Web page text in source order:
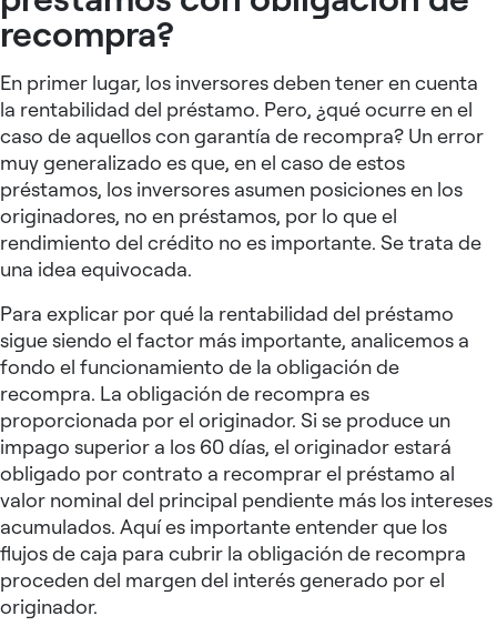
recompra?
En primer lugar, los inversores deben tener en cuenta
la rentabilidad del préstamo. Pero, ¿qué ocurre en el
caso de aquellos con garantía de recompra? Un error
muy generalizado es que, en el caso de estos
préstamos, los inversores asumen posiciones en los
originadores, no en préstamos, por lo que el
rendimiento del crédito no es importante. Se trata de
una idea equivocada.
Para explicar por qué la rentabilidad del préstamo
sigue siendo el factor más importante, analicemos a
fondo el funcionamiento de la obligación de
recompra. La obligación de recompra es
proporcionada por el originador. Si se produce un
impago superior a los 60 días, el originador estará
obligado por contrato a recomprar el préstamo al
valor nominal del principal pendiente más los intereses
acumulados. Aquí es importante entender que los
flujos de caja para cubrir la obligación de recompra
proceden del margen del interés generado por el
originador.